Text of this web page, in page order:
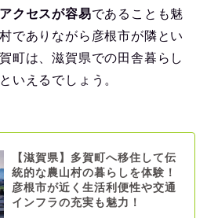
クセスが容易であることも魅
でありながら彦根市が隣とい
町は、滋賀県での田舎暮らし
いえるでしょう。
【滋賀県】多賀町へ移住して伝
統的な農山村の暮らしを体験！
彦根市が近く生活利便性や交通
インフラの充実も魅力！